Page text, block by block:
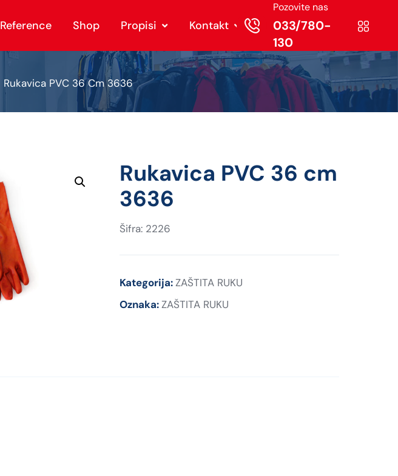
Reference Shop Propisi Kontakt
Pozovite nas
033/780-
130
Rukavica PVC 36 Cm 3636
Rukavica PVC 36 cm
3636
Šifra: 2226
Kategorija:ZAŠTITA RUKU
Oznaka:ZAŠTITA RUKU